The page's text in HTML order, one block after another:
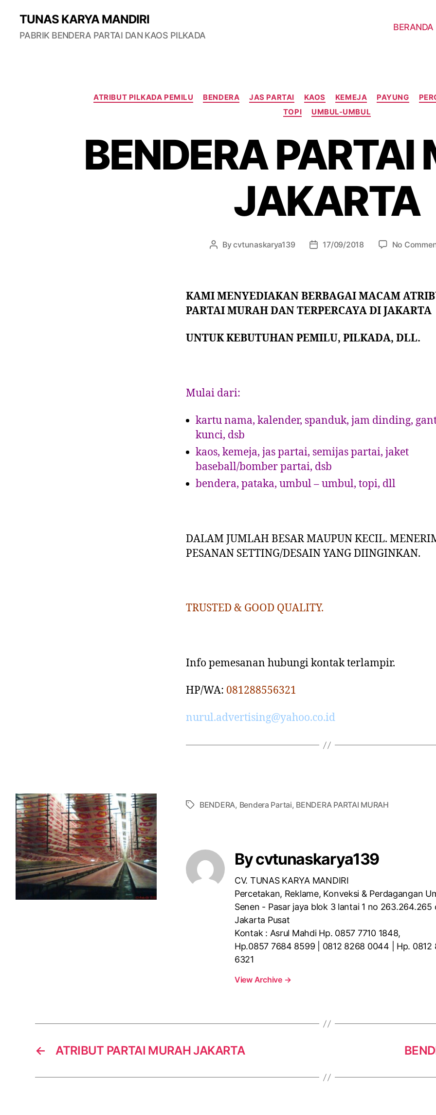
TUNAS KARYA MANDIRI
PABRIK BENDERA PARTAI DAN KAOS PILKADA
BERANDA
ATRIBUT PILKADA PEMILU BENDERA JAS PARTAI KAOS KEMEJA PAYUNG
TOPI
UMBUL-UMBUL
BENDERA PARTAI
JAKARTA
Bycvtunaskarya139 17/09/2018 No
KAMI MENYEDIAKAN BERBAGAI MACAM
PARTAI MURAH DAN TERPERCAYA DI JAKARTA
UNTUK KEBUTUHAN PEMILU, PILKADA, DLL.
Mulai dari:
kartu nama, kalender, spanduk, jam dinding,
kunci, dsb
kaos, kemeja, jas partai, semijas partai, jaket
baseball/bomber partai, dsb
bendera, pataka, umbul – umbul, topi, dll
DALAM JUMLAH BESAR MAUPUN KECIL.
PESANAN SETTING/DESAIN YANG DIINGINKAN.
TRUSTED & GOOD QUALITY.
Info pemesanan hubungi kontak terlampir.
HP/WA: 081288556321
nurul.advertising@yahoo.co.id
BENDERA, Bendera Partai, BENDERA PARTAI MURAH
By cvtunaskarya139
CV. TUNAS KARYA MANDIRI
Percetakan, Reklame, Konveksi & Perdagangan
Senen - Pasar jaya blok 3 lantai 1 no 263.264.265
Jakarta Pusat
Kontak : Asrul Mahdi Hp. 0857 7710 1848,
Hp.0857 7684 8599 | 0812 8268 0044 | Hp. 0812
6321
View Archive →
← ATRIBUT PARTAI MURAH JAKARTA